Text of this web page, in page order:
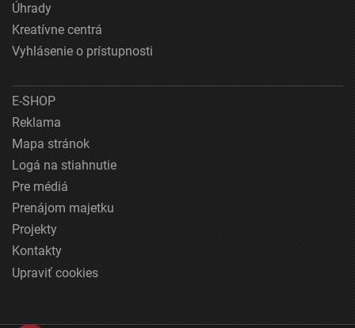
Úhrady
Kreatívne centrá
Vyhlásenie o prístupnosti
E-SHOP
Reklama
Mapa stránok
Logá na stiahnutie
Pre médiá
Prenájom majetku
Projekty
Kontakty
Upraviť cookies